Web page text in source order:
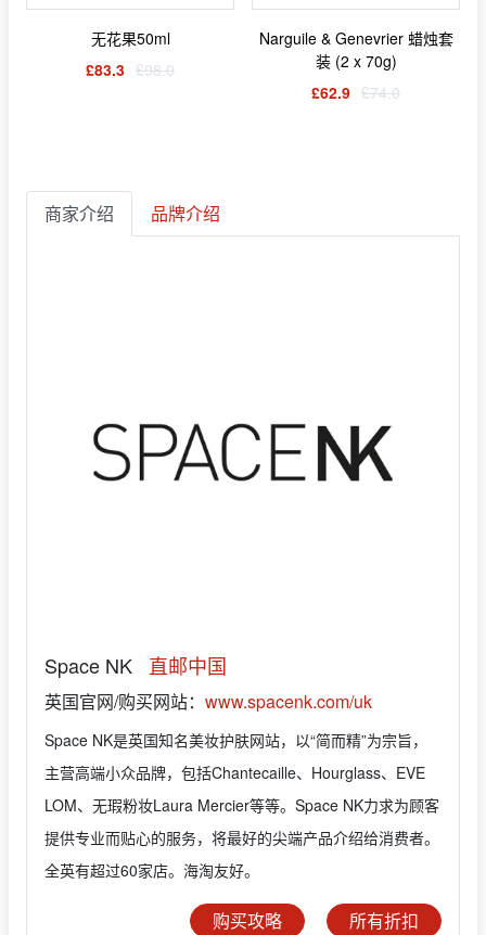
无花果50ml
£83.3 £98.0
Narguile & Genevrier 蜡烛套
装 (2 x 70g)
£62.9 £74.0
商家介绍 品牌介绍
Space NK 直邮中国
英国官网/购买网站： www.spacenk.com/uk
Space NK是英国知名美妆护肤网站，以“简而精”为宗旨，
主营高端小众品牌，包括Chantecaille、Hourglass、EVE
LOM、无瑕粉妆Laura Mercier等等。Space NK力求为顾客
提供专业而贴心的服务，将最好的尖端产品介绍给消费者。
全英有超过60家店。海淘友好。
购买攻略 所有折扣